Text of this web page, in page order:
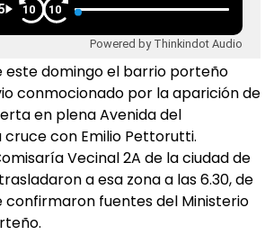
10 10
Powered by Thinkindot Audio
este domingo el barrio porteño
conmocionado por la aparición de
en plena Avenida del
cruce con Emilio Pettorutti.
Vecinal 2A de la ciudad de
a esa zona a las 6.30, de
confirmaron fuentes del Ministerio